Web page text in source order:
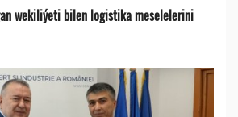
wekiliýeti bilen logistika meselelerini